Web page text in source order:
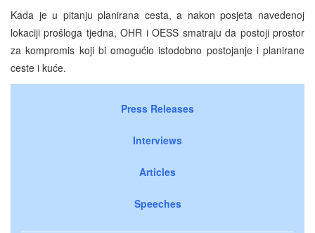
Kada je u pitanju planirana cesta, a nakon posjeta navedenoj
lokaciji prošloga tjedna, OHR i OESS smatraju da postoji prostor
za kompromis koji bi omogućio istodobno postojanje i planirane
ceste i kuće.
Press Releases
Interviews
Articles
Speeches